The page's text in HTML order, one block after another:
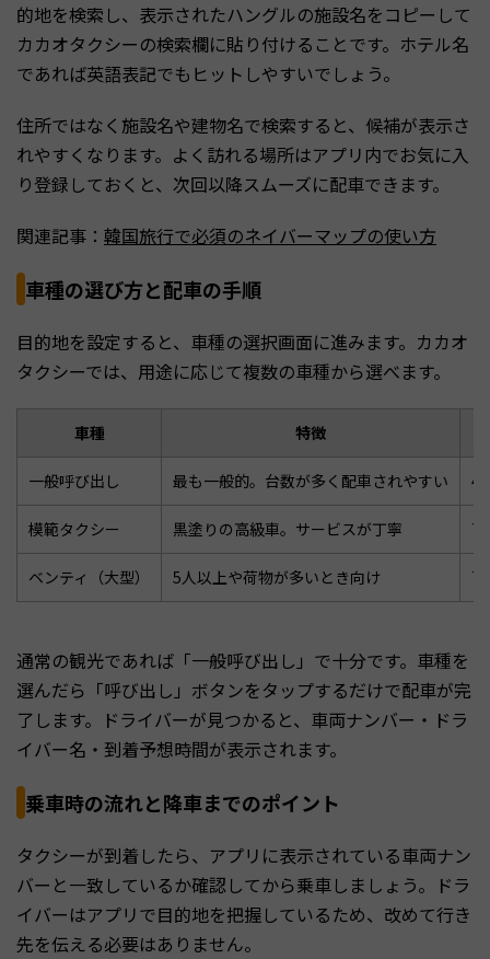
的地を検索し、表示されたハングルの施設名をコピーして
カカオタクシーの検索欄に貼り付けることです。ホテル名
であれば英語表記でもヒットしやすいでしょう。
住所ではなく施設名や建物名で検索すると、候補が表示さ
れやすくなります。よく訪れる場所はアプリ内でお気に入
り登録しておくと、次回以降スムーズに配車できます。
関連記事： 韓国旅行で必須のネイバーマップの使い方
車種の選び方と配車の手順
目的地を設定すると、車種の選択画面に進みます。カカオ
タクシーでは、用途に応じて複数の車種から選べます。
車種 特徴
一般呼び出し 最も一般的。台数が多く配車されやすい
模範タクシー 黒塗りの高級車。サービスが丁寧
ベンティ（大型） 5人以上や荷物が多いとき向け
通常の観光であれば「一般呼び出し」で十分です。車種を
選んだら「呼び出し」ボタンをタップするだけで配車が完
了します。ドライバーが見つかると、車両ナンバー・ドラ
イバー名・到着予想時間が表示されます。
乗車時の流れと降車までのポイント
タクシーが到着したら、アプリに表示されている車両ナン
バーと一致しているか確認してから乗車しましょう。ドラ
イバーはアプリで目的地を把握しているため、改めて行き
先を伝える必要はありません。